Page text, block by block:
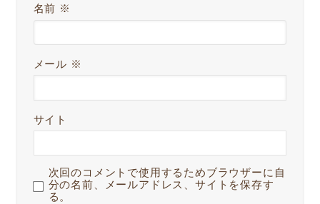
名前 ※
メール ※
サイト
次回のコメントで使用するためブラウザーに自
分の名前、メールアドレス、サイトを保存す
る。